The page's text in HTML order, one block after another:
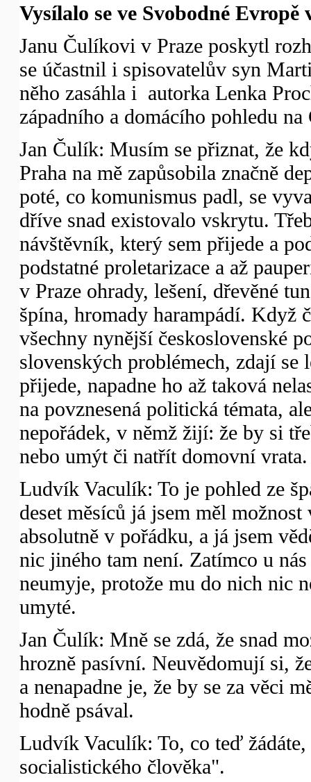
Vysílalo se ve Svobodné Evropě
Janu Čulíkovi v Praze poskytl
se účastnil i spisovatelův syn
něho zasáhla i autorka Lenka
západního a domácího pohledu
Jan Čulík: Musím se přiznat, že
Praha na mě zapůsobila značně
poté, co komunismus padl, se
dříve snad existovalo vskrytu.
návštěvník, který sem přijede a
podstatné proletarizace a až
v Praze ohrady, lešení, dřevěné
špína, hromady harampádí. Když
všechny nynější československé
slovenských problémech, zdají
přijede, napadne ho až taková
na povznesená politická témata,
nepořádek, v němž žijí: že by si
nebo umýt či natřít domovní vrata.
Ludvík Vaculík: To je pohled ze
deset měsíců já jsem měl
absolutně v pořádku, a já jsem
nic jiného tam není. Zatímco u
neumyje, protože mu do nich nic
umyté.
Jan Čulík: Mně se zdá, že snad
hrozně pasívní. Neuvědomují si,
a nenapadne je, že by se za věci
hodně psával.
Ludvík Vaculík: To, co teď
socialistického člověka".